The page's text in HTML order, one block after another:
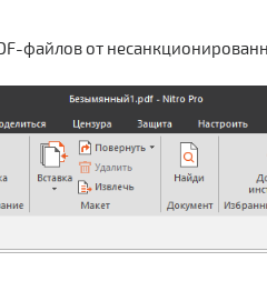
файлов от